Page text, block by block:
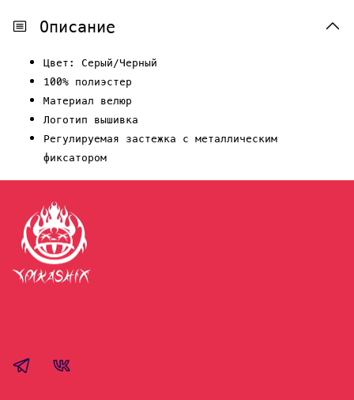
Описание
Цвет: Серый/Черный
100% полиэстер
Материал велюр
Логотип вышивка
Регулируемая застежка с металлическим
фиксатором